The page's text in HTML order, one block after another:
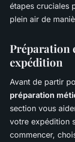
étapes cruciales
plein air de
Préparation
expédition
Avant de partir
préparation
section vous
votre expédition
commencer,